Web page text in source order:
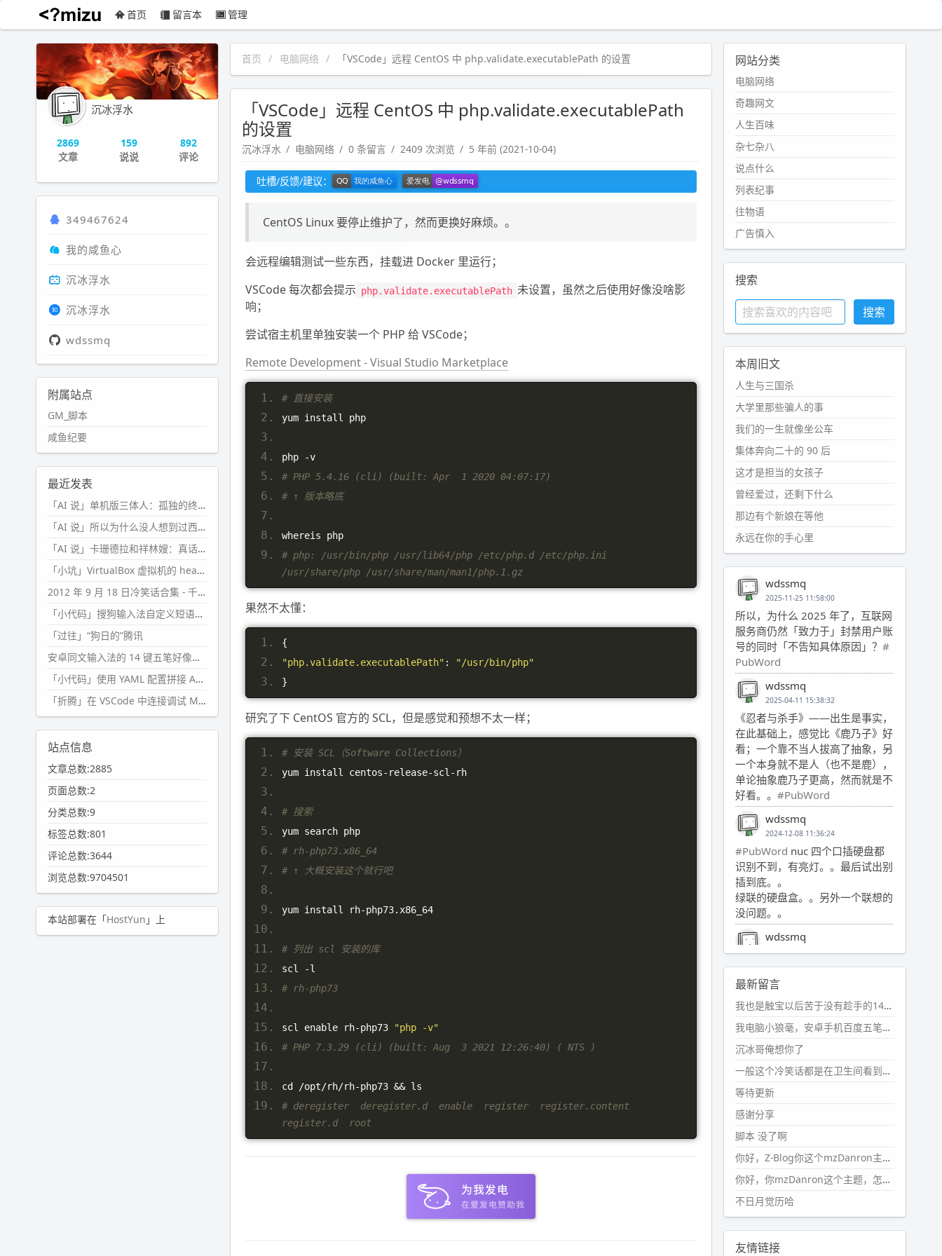
沉冰浮水 首页 留言本 管理
首页 电脑网络 「VSCode」远程 CentOS 中 php.validate.executablePath 的设置
「VSCode」远程 CentOS 中 php.validate.executablePath
的设置
沉冰浮水 电脑网络 0 条留言 2409 次浏览 5 年前 (2021-10-04)
吐槽/反馈/建议：
CentOS Linux 要停止维护了，然而更换好麻烦。。
会远程编辑测试一些东西，挂载进 Docker 里运行；
VSCode 每次都会提示 php.validate.executablePath 未设置，虽然之后使用好像没啥影
响；
尝试宿主机里单独安装一个 PHP 给 VSCode；
Remote Development - Visual Studio Marketplace
# 直接安装
yum install php
php -v
# PHP 5.4.16 (cli) (built: Apr  1 2020 04:07:17)
# ↑ 版本略底
whereis php
# php: /usr/bin/php /usr/lib64/php /etc/php.d /etc/php.ini
/usr/share/php /usr/share/man/man1/php.1.gz
果然不太懂：
{
"php.validate.executablePath" :
"/usr/bin/php"
}
研究了下 CentOS 官方的 SCL，但是感觉和预想不太一样；
# 安装 SCL（Software Collections）
yum install centos- release-scl- rh
# 搜索
yum search php
# rh-php73.x86_64
# ↑ 大概安装这个就行吧
yum install rh-php73.x86_64
# 列出 scl 安装的库
scl
-l
# rh-php73
scl enable rh-php73
"php -v"
# PHP 7.3.29 (cli) (built: Aug  3 2021 12:26:40) ( NTS )
cd /opt/rh/rh-php73 && ls
# deregister  deregister.d  enable  register  register.content
register.d  root
沉冰浮水
2869
文章
159
说说
892
评论
349467624
我的咸鱼心
沉冰浮水
沉冰浮水
wdssmq
附属站点
GM_脚本
咸鱼纪要
最近发表
「AI 说」单机版三体人：孤独的终极形态
「AI 说」所以为什么没人想到过西西弗斯的膝盖状态？
「AI 说」卡珊德拉和祥林嫂：真话者的悲剧
「小坑」VirtualBox 虚拟机的 headless 启动方式
2012 年 9 月 18 日冷笑话合集 - 千万别惹女人
「小代码」搜狗输入法自定义短语分片管理「Python」
「过往」“狗日的”腾讯
安卓同文输入法的 14 键五笔好像终于能用了?
「小代码」使用 YAML 配置拼接 AI 提示词，随机及条件语句
「折腾」在 VSCode 中连接调试 Microsoft Edge
站点信息
文章总数:2885
页面总数:2
分类总数:9
标签总数:801
评论总数:3644
浏览总数:9704501
本站部署在「HostYun 」上
网站分类
电脑网络
奇趣网文
人生百味
杂七杂八
说点什么
列表纪事
往物语
广告慎入
搜索
本周旧文
人生与三国杀
大学里那些骗人的事
我们的一生就像坐公车
集体奔向二十的 90 后
这才是担当的女孩子
曾经爱过，还剩下什么
那边有个新娘在等他
永远在你的手心里
wdssmq
2025-11-25 11:58:00
所以，为什么 2025 年了，互联网
服务商仍然「致力于」封禁用户账
号的同时「不告知具体原因」？ #
PubWord
wdssmq
2025-04-11 15:38:32
《忍者与杀手》——出生是事实，
在此基础上，感觉比《鹿乃子》好
看；一个靠不当人拔高了抽象，另
一个本身就不是人（也不是鹿），
单论抽象鹿乃子更高，然而就是不
好看。。 #PubWord
wdssmq
2024-12-08 11:36:24
#PubWord nuc 四个口插硬盘都
识别不到，有亮灯。。最后试出别
插到底。。
绿联的硬盘盒。。另外一个联想的
没问题。。
wdssmq
2024-11-19 17:31:51
#PubWord近期观影记录：超级
马里奥，死侍与金刚狼。。
wdssmq
2024-10-08 10:12:25
#PubWord搬家也告一段落，虽
然搬过来的东西还得归置，新衣柜
虽说已经散俩月味儿了，但还是不
想放衣服进去。
wdssmq
2024-09-23 21:00:49
#PubWord
一次？？碎雨集_沉冰浮水_第1页
https://www.wdssmq.com/ta
g/%E7%A2%8E%E9%9B%A8%E
9%9B%86/
wdssmq
2024-09-23 20:58:40
最新留言
我也是触宝以后苦于没有趁手的14键五笔键盘久矣上面那位兄台用的百度双键点划布局我也用过很久，那个皮肤做得很粗糙，个别键位的触发区域是错位的，快速打字时很容易出错，修改它的皮肤文件校正后勉强能用，但早年出的皮肤分辨率太低，实在谈不上美观。百度小米定制版的商店里有一个"小黑板"皮肤还不错(百度官方输入法商店里没有)，但那个风格我不喜欢这两天找到了一个叫"森林集"的公众号，开发了海量的皮肤，很多都有14键版本，付费但很便宜，几块钱，终于有自己满意的输入法了搜了一下，这个工作室还是百度的官方合作伙伴，不知道为什么14键作品都不在官方商店上架，难道是百度官方在刻意放弃14键？
我电脑小狼毫，安卓手机百度五笔，皮肤用的双键点划，挺好的。
沉冰哥俺想你了
一般这个冷笑话都是在卫生间看到的多
等待更新
感谢分享
脚本 没了啊
你好，Z-Blog你这个mzDanron主题，怎么去除文章标题图像和文章摘要，仅显示标题，感谢回复！
你好，你mzDanron这个主题，怎么去除文章标题的图像和文章摘要！仅显示标题，感谢回复解决！
不日月觉历哈
友情链接